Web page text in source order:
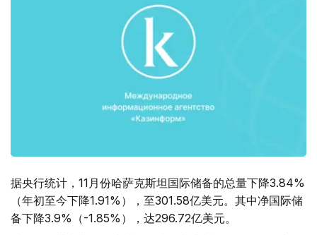
据央行统计，11月份哈萨克斯坦国际储备的总量下降3.84%
（年初至今下降1.91%），至301.58亿美元。其中净国际储
备下降3.9%（-1.85%），达296.72亿美元。